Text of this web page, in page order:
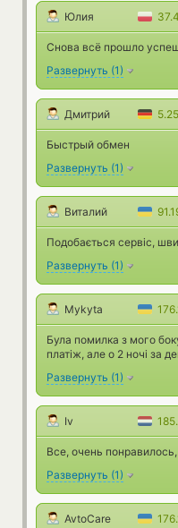
Юлия
Снова всё прошло
Развернуть (1)
Дмитрий
Быстрый обмен
Развернуть (1)
Виталий
Подобається сервіс,
Развернуть (1)
Mykyta
Була помилка з мого
платіж, але о 2 ночі за
Развернуть (1)
Iv
Все, очень
Развернуть (1)
AvtoCare